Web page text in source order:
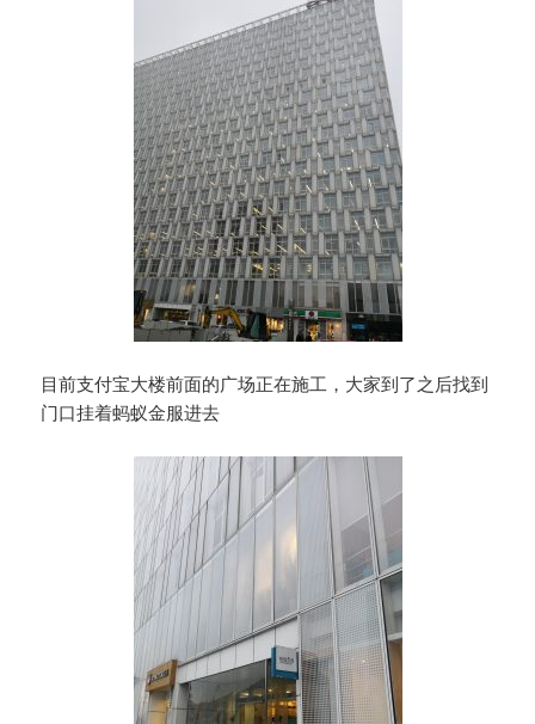
目前支付宝大楼前面的广场正在施工，大家到了之后找到
门口挂着蚂蚁金服进去